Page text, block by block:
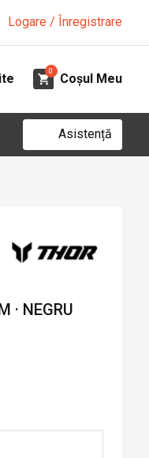
Logare / Înregistrare
0
Coșul Meu
Asistență
· NEGRU